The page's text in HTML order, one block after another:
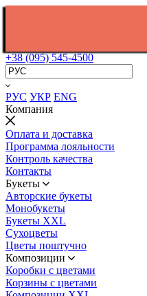
+38 (095) 545-4500
РУС УКР ENG
Компания
Оплата и доставка
Программа лояльности
Контроль качества
Контакты
Букеты
Авторские букеты
Монобукеты
Букеты XXL
Сухоцветы
Цветы поштучно
Композиции
Коробки с цветами
Корзины с цветами